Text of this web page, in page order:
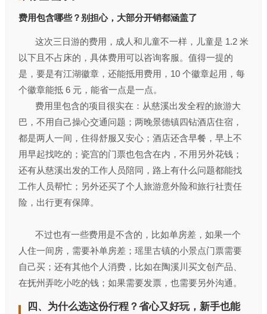
费用包含哪些？别担心，大部分开销都涵盖了
这次三日游的费用，成人和儿童不一样，儿童是 1.2 米
以下且不占床的，具体费用可以咨询客服。值得一提的
是，要是有江湖徽章，还能抵用费用，10 个徽章起用，每
个徽章能抵 6 元，能省一点是一点。
费用里包含的项目很实在：从慈溪出发全程的旅游大
巴，不用自己操心交通问题；两晚景德镇四钻酒店住宿，
都是两人一间，住得舒服又安心；酒店还含早餐，早上不
用早起找吃的；瓷宫的门票也包含在内，不用另外花钱；
还有从慈溪出发的工作人员陪同，路上有什么问题都能找
工作人员帮忙；另外还买了个人旅游意外险和旅行社责任
险，出行更有保障。
不过也有一些费用是不含的，比如单房差，如果一个
人住一间房，需要补单房差；瑶里古镇的小景点门票需要
自己买；还有其他个人消费，比如在陶溪川买文创产品、
在抚州弄吃小吃的钱；如果需要发票，也需要另外沟通。
四、为什么选这份行程？省心又好玩，新手也能